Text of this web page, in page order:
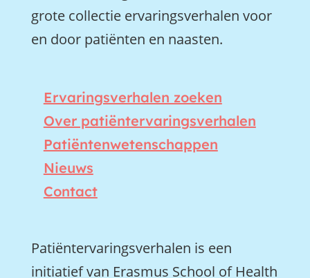
grote collectie ervaringsverhalen voor
en door patiënten en naasten.
Ervaringsverhalen zoeken
Over patiëntervaringsverhalen
Patiëntenwetenschappen
Nieuws
Contact
Patiëntervaringsverhalen is een
initiatief van Erasmus School of Health